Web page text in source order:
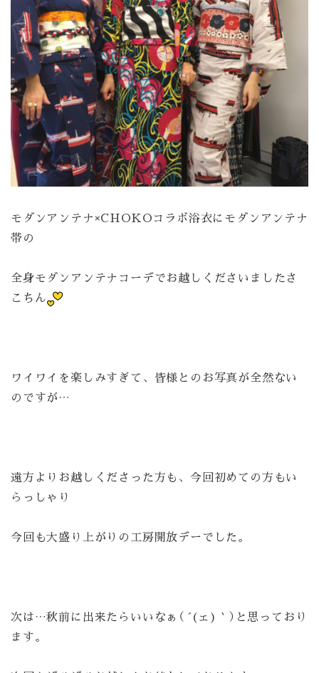
モダンアンテナ×CHOKOコラボ浴衣にモダンアンテナ
帯の
全身モダンアンテナコーデでお越しくださいましたさ
こちん
ワイワイを楽しみすぎて、皆様とのお写真が全然ない
のですが…
遠方よりお越しくださった方も、今回初めての方もい
らっしゃり
今回も大盛り上がりの工房開放デーでした。
次は…秋前に出来たらいいなぁ（ ´(ェ)｀）と思っており
ます。